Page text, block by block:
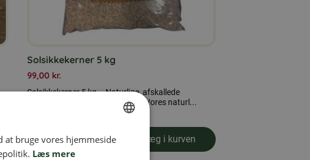
Solsikkekerner 5 kg
99,00 kr.
Solsikkekerner 5 kg – Naturlige, afskallede
solsikkekerner i fødevarekvalitet Vores naturl...
Læs mere
om produkten Solsikkekerner 5 kg
Læg i kurven
SWEDISH
at bruge vores hjemmeside
Læs mere